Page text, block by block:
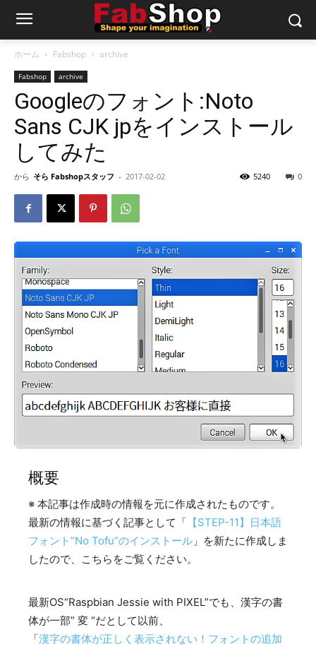
ホーム Fabshop archive
Fabshop archive
Googleのフォント:Noto
Sans CJK jpをインストール
してみた
から そら Fabshopスタッフ - 2017-02-02 0
5240
概要
※ 本記事は作成時の情報を元に作成されたものです。
最新の情報に基づく記事として「 【STEP-11】日本語
フォント”No Tofu”のインストール 」を新たに作成しま
したので、こちらをご覧ください。
最新OS“Raspbian Jessie with PIXEL”でも、漢字の書
体が一部” 変 “だとして以前、
「漢字の書体が正しく表示されない！フォントの追加